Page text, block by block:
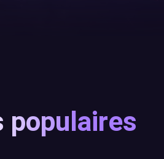
populaires